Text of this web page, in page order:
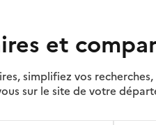
et
simplifiez vos
sur le site de votre